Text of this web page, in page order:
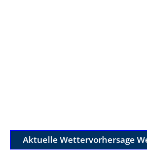
Aktuelle Wettervorhersage